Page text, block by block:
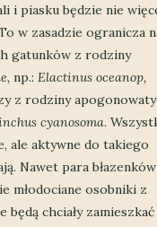
i piasku będzie nie
w zasadzie ogranicza
gatunków z rodziny
np.: Elactinus oceanop,
z rodziny
cyanosoma.
ale aktywne do takiego
Nawet para
młodociane osobniki z
będą chciały